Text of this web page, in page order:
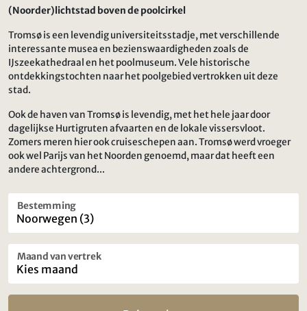
(Noorder)lichtstad boven de poolcirkel
Tromsø is een levendig universiteitsstadje, met verschillende
interessante musea en bezienswaardigheden zoals de
IJszeekathedraal en het poolmuseum. Vele historische
ontdekkingstochten naar het poolgebied vertrokken uit deze
stad.
Ook de haven van Tromsø is levendig, met het hele jaar door
dagelijkse Hurtigruten afvaarten en de lokale vissersvloot.
Zomers meren hier ook cruiseschepen aan. Tromsø werd vroeger
ook wel Parijs van het Noorden genoemd, maar dat heeft een
andere achtergrond...
Bestemming
Maand van vertrek